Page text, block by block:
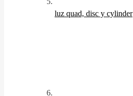
luz quad, disc y cylinder